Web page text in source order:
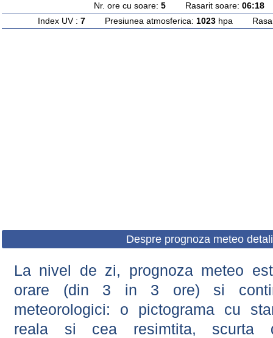
Nr. ore cu soare: 5Rasarit soare: 06:18
Index UV : 7Presiunea atmosferica: 1023hpa
Despre prognoza meteo
La nivel de zi, prognoza meteo
orare (din 3 in 3 ore) si
meteorologici: o pictograma cu
reala si cea resimtita, scurta